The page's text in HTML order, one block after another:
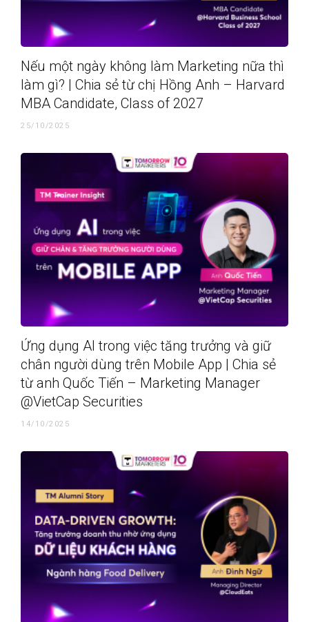
Nếu một ngày không làm Marketing nữa thì
làm gì? | Chia sẻ từ chị Hồng Anh – Harvard
MBA Candidate, Class of 2027
25/10/2025
Ứng dụng AI trong việc tăng trưởng và giữ
chân người dùng trên Mobile App | Chia sẻ
từ anh Quốc Tiến – Marketing Manager
@VietCap Securities
14/10/2025